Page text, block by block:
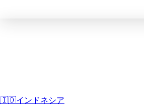
🇮🇩インドネシア